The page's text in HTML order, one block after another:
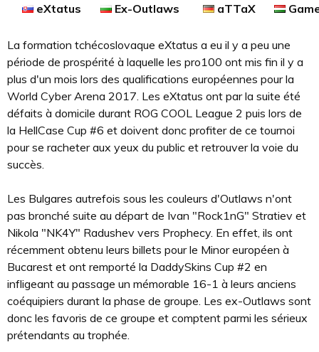
eXtatus Ex-Outlaws aTTaX
La formation tchécoslovaque eXtatus a eu il y a peu une
période de prospérité à laquelle les pro100 ont mis fin il y a
plus d'un mois lors des qualifications européennes pour la
World Cyber Arena 2017. Les eXtatus ont par la suite été
défaits à domicile durant ROG COOL League 2 puis lors de
la HellCase Cup #6 et doivent donc profiter de ce tournoi
pour se racheter aux yeux du public et retrouver la voie du
succès.
Les Bulgares autrefois sous les couleurs d'Outlaws n'ont
pas bronché suite au départ de Ivan "Rock1nG" Stratiev et
Nikola "NK4Y" Radushev vers Prophecy. En effet, ils ont
récemment obtenu leurs billets pour le Minor européen à
Bucarest et ont remporté la DaddySkins Cup #2 en
infligeant au passage un mémorable 16-1 à leurs anciens
coéquipiers durant la phase de groupe. Les ex-Outlaws sont
donc les favoris de ce groupe et comptent parmi les sérieux
prétendants au trophée.